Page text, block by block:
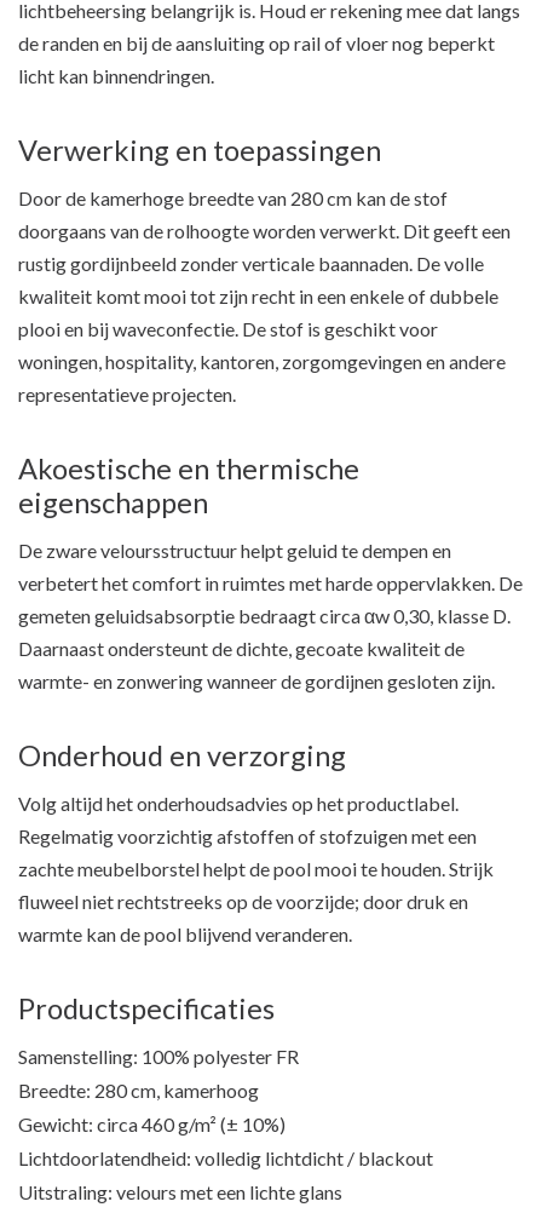
lichtbeheersing belangrijk is. Houd er rekening mee dat langs
de randen en bij de aansluiting op rail of vloer nog beperkt
licht kan binnendringen.
Verwerking en toepassingen
Door de kamerhoge breedte van 280 cm kan de stof
doorgaans van de rolhoogte worden verwerkt. Dit geeft een
rustig gordijnbeeld zonder verticale baannaden. De volle
kwaliteit komt mooi tot zijn recht in een enkele of dubbele
plooi en bij waveconfectie. De stof is geschikt voor
woningen, hospitality, kantoren, zorgomgevingen en andere
representatieve projecten.
Akoestische en thermische
eigenschappen
De zware veloursstructuur helpt geluid te dempen en
verbetert het comfort in ruimtes met harde oppervlakken. De
gemeten geluidsabsorptie bedraagt circa αw 0,30, klasse D.
Daarnaast ondersteunt de dichte, gecoate kwaliteit de
warmte- en zonwering wanneer de gordijnen gesloten zijn.
Onderhoud en verzorging
Volg altijd het onderhoudsadvies op het productlabel.
Regelmatig voorzichtig afstoffen of stofzuigen met een
zachte meubelborstel helpt de pool mooi te houden. Strijk
fluweel niet rechtstreeks op de voorzijde; door druk en
warmte kan de pool blijvend veranderen.
Productspecificaties
Samenstelling: 100% polyester FR
Breedte: 280 cm, kamerhoog
Gewicht: circa 460 g/m² (± 10%)
Lichtdoorlatendheid: volledig lichtdicht / blackout
Uitstraling: velours met een lichte glans